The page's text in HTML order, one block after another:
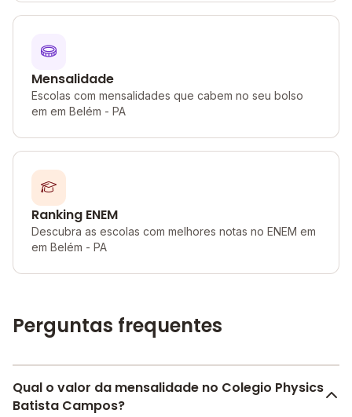
Mensalidade
Escolas com mensalidades que cabem no seu bolso
em em Belém - PA
Ranking ENEM
Descubra as escolas com melhores notas no ENEM em
em Belém - PA
Perguntas frequentes
Qual o valor da mensalidade no Colegio Physics
Batista Campos?